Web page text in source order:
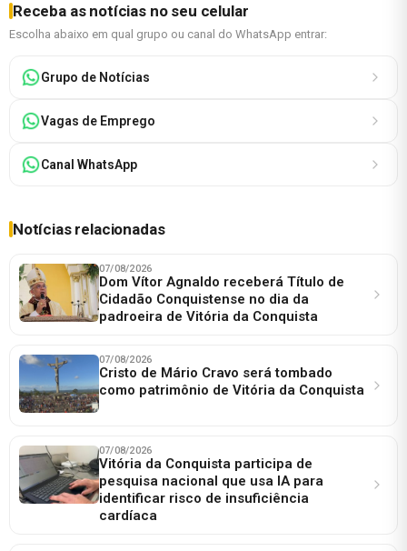
Receba as notícias no seu celular
Escolha abaixo em qual grupo ou canal do WhatsApp entrar:
Grupo de Notícias
Vagas de Emprego
Canal WhatsApp
Notícias relacionadas
07/08/2026
Dom Vítor Agnaldo receberá Título de
Cidadão Conquistense no dia da
padroeira de Vitória da Conquista
07/08/2026
Cristo de Mário Cravo será tombado
como patrimônio de Vitória da Conquista
07/08/2026
Vitória da Conquista participa de
pesquisa nacional que usa IA para
identificar risco de insuficiência
cardíaca